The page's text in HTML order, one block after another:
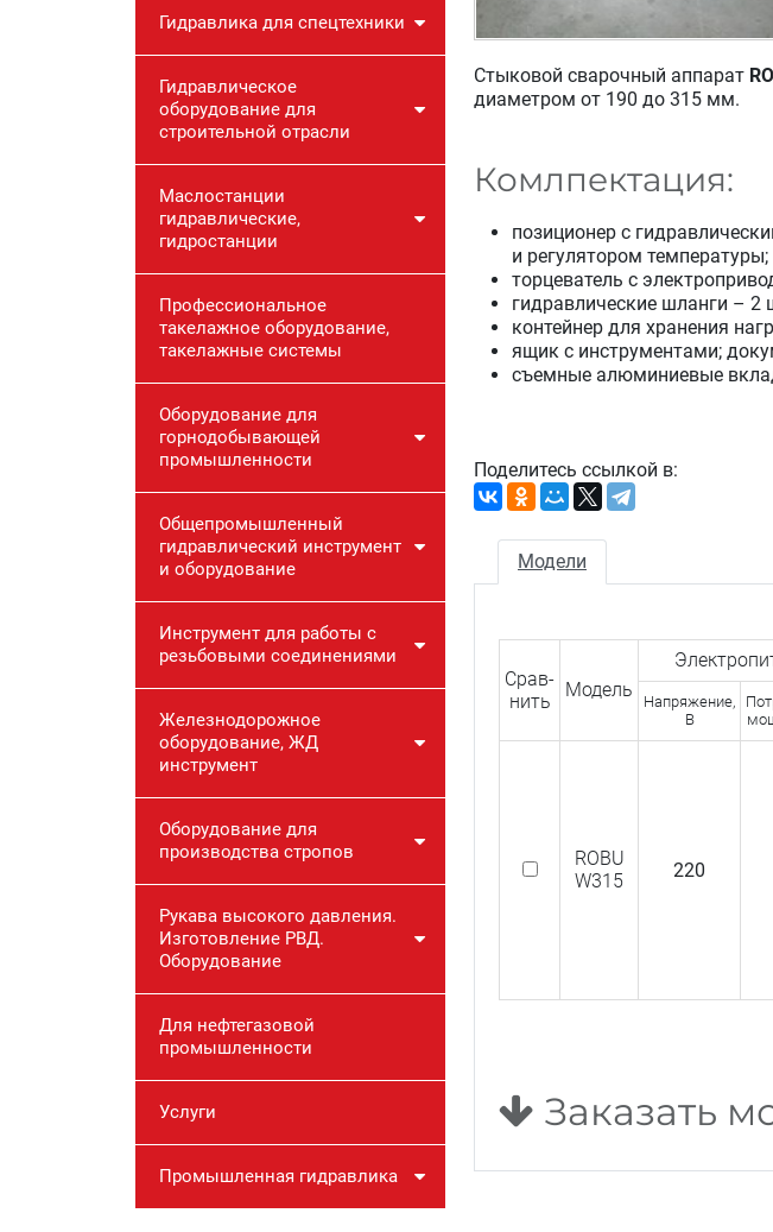
Стыковой сварочный аппарат
диаметром от 190 до 315 мм.
Комлпектация:
позиционер с
и регулятором температуры;
торцеватель с
гидравлические шланги – 2
контейнер для хранения
ящик с инструментами;
съемные алюминиевые
Поделитесь ссылкой в:
Модели
Срав­
нить
Модель
Напряжение,
В
ROBU
W315
220
Заказать
Гидравлика для спецтехники
Гидравлическое
оборудование для
строительной отрасли
Маслостанции
гидравлические,
гидростанции
Профессиональное
такелажное оборудование,
такелажные системы
Оборудование для
горнодобывающей
промышленности
Общепромышленный
гидравлический инструмент
и оборудование
Инструмент для работы с
резьбовыми соединениями
Железнодорожное
оборудование, ЖД
инструмент
Оборудование для
производства стропов
Рукава высокого давления.
Изготовление РВД.
Оборудование
Для нефтегазовой
промышленности
Услуги
Промышленная гидравлика